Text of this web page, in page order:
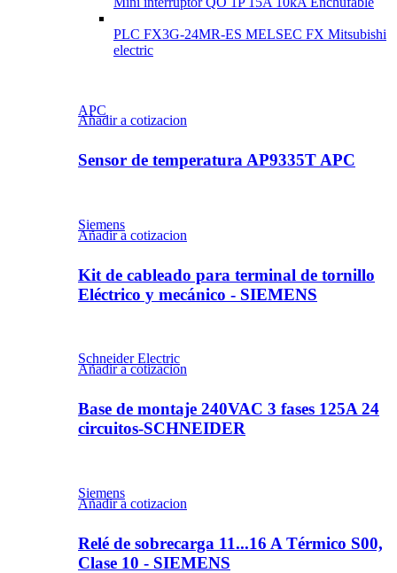
PLC FX3G-24MR-ES MELSEC FX Mitsubishi
electric
APC
Añadir a cotizacion
Sensor de temperatura AP9335T APC
Siemens
Añadir a cotizacion
Kit de cableado para terminal de tornillo
Eléctrico y mecánico - SIEMENS
Schneider Electric
Añadir a cotizacion
Base de montaje 240VAC 3 fases 125A 24
circuitos-SCHNEIDER
Siemens
Añadir a cotizacion
Relé de sobrecarga 11...16 A Térmico S00,
Clase 10 - SIEMENS